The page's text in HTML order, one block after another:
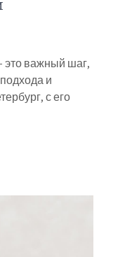
это важный шаг,
и
с его